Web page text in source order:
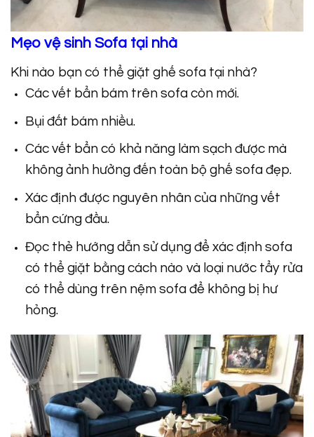
Mẹo vệ sinh Sofa tại nhà
Khi nào bạn có thể giặt ghế sofa tại nhà?
Các vết bẩn bám trên sofa còn mới.
Bụi đất bám nhiều.
Các vết bẩn có khả năng làm sạch được mà
không ảnh hưởng đến toàn bộ ghế sofa đẹp.
Xác định được nguyên nhân của những vết
bẩn cứng đầu.
Đọc thẻ hướng dẫn sử dụng để xác định sofa
có thể giặt bằng cách nào và loại nước tẩy rửa
có thể dùng trên nệm sofa để không bị hư
hỏng.